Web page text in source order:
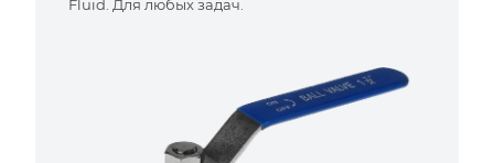
Fluid. Для любых задач.